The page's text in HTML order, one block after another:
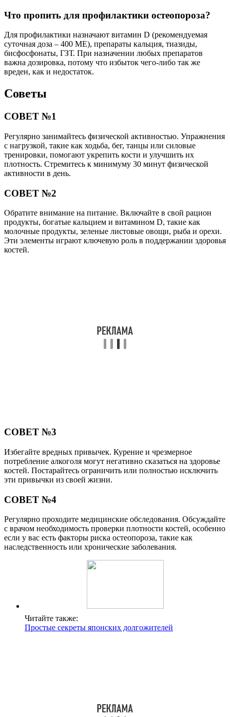
Что пропить для профилактики остеопороза?
Для профилактики назначают витамин D (рекомендуемая
суточная доза – 400 МЕ), препараты кальция, тиазиды,
бисфосфонаты, ГЗТ. При назначении любых препаратов
важна дозировка, потому что избыток чего-либо так же
вреден, как и недостаток.
Советы
СОВЕТ №1
Регулярно занимайтесь физической активностью. Упражнения
с нагрузкой, такие как ходьба, бег, танцы или силовые
тренировки, помогают укрепить кости и улучшить их
плотность. Стремитесь к минимуму 30 минут физической
активности в день.
СОВЕТ №2
Обратите внимание на питание. Включайте в свой рацион
продукты, богатые кальцием и витамином D, такие как
молочные продукты, зеленые листовые овощи, рыба и орехи.
Эти элементы играют ключевую роль в поддержании здоровья
костей.
СОВЕТ №3
Избегайте вредных привычек. Курение и чрезмерное
потребление алкоголя могут негативно сказаться на здоровье
костей. Постарайтесь ограничить или полностью исключить
эти привычки из своей жизни.
СОВЕТ №4
Регулярно проходите медицинские обследования. Обсуждайте
с врачом необходимость проверки плотности костей, особенно
если у вас есть факторы риска остеопороза, такие как
наследственность или хронические заболевания.
Читайте также:
Простые секреты японских долгожителей